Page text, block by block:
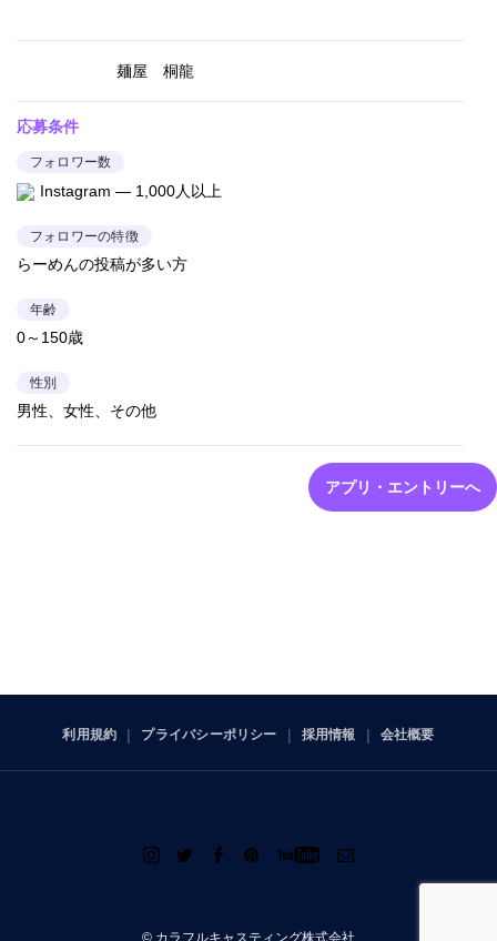
麺屋 桐龍
応募条件
フォロワー数
Instagram — 1,000人以上
フォロワーの特徴
らーめんの投稿が多い方
年齢
0～150歳
性別
男性、女性、その他
アプリ・エントリーへ
利用規約 プライバシーポリシー 採用情報 会社概要
© カラフルキャスティング株式会社